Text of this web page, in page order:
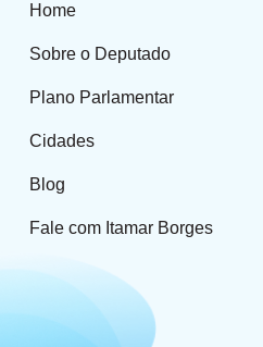
Home
Sobre o Deputado
Plano Parlamentar
Cidades
Blog
Fale com Itamar Borges